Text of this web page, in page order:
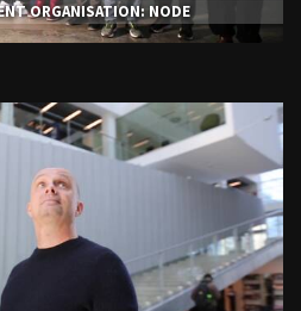
ORGANISATION: NODE